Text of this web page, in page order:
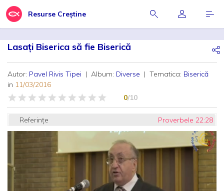
Resurse Creștine
Lasați Biserica să fie Biserică
Autor: Pavel Rivis Tipei | Album: Diverse | Tematica: Biserică
in 11/03/2016
0/10
Referințe Proverbele 22:28